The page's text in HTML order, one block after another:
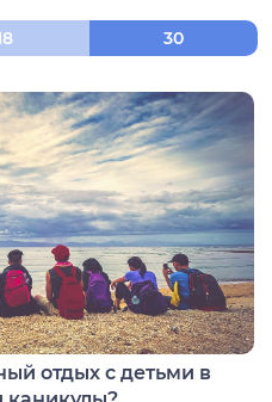
30
отдых с детьми в